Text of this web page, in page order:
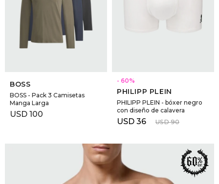
BOSS
BOSS - Pack 3 Camisetas
Manga Larga
USD 100
60
PHILIPP PLEIN
PHILIPP PLEIN - bóxer negro
con diseño de calavera
USD 36 USD 90